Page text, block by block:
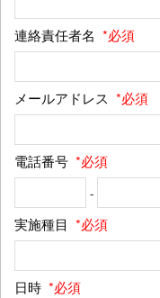
連絡責任者名 *必須
メールアドレス *必須
電話番号 *必須
-
実施種目 *必須
日時 *必須